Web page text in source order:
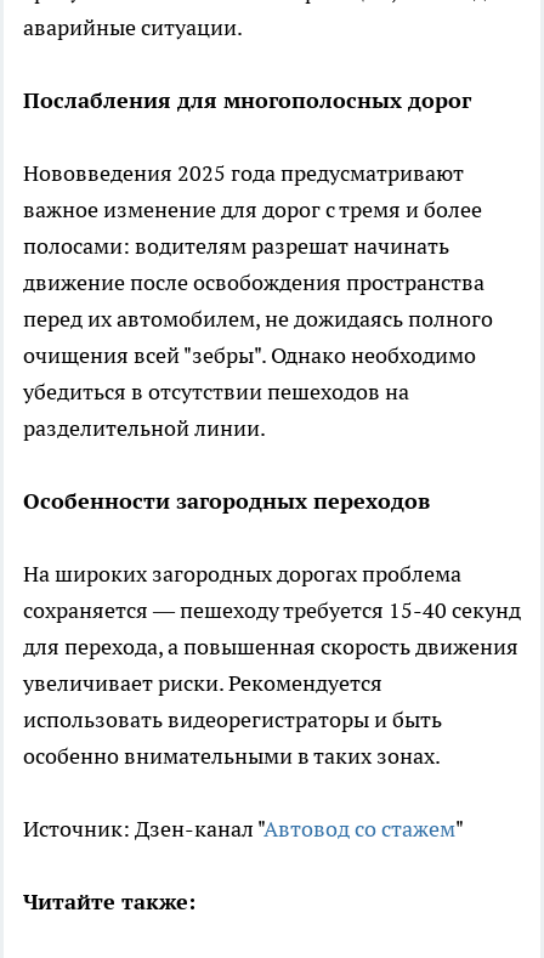
аварийные ситуации.
Послабления для многополосных дорог
Нововведения 2025 года предусматривают
важное изменение для дорог с тремя и более
полосами: водителям разрешат начинать
движение после освобождения пространства
перед их автомобилем, не дожидаясь полного
очищения всей "зебры". Однако необходимо
убедиться в отсутствии пешеходов на
разделительной линии.
Особенности загородных переходов
На широких загородных дорогах проблема
сохраняется — пешеходу требуется 15-40 секунд
для перехода, а повышенная скорость движения
увеличивает риски. Рекомендуется
использовать видеорегистраторы и быть
особенно внимательными в таких зонах.
Источник: Дзен-канал "Автовод со стажем"
Читайте также: